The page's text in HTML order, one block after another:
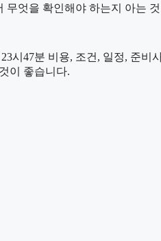
엇을 확인해야 하는지 아는
시47분 비용, 조건, 일정, 준
이 좋습니다.